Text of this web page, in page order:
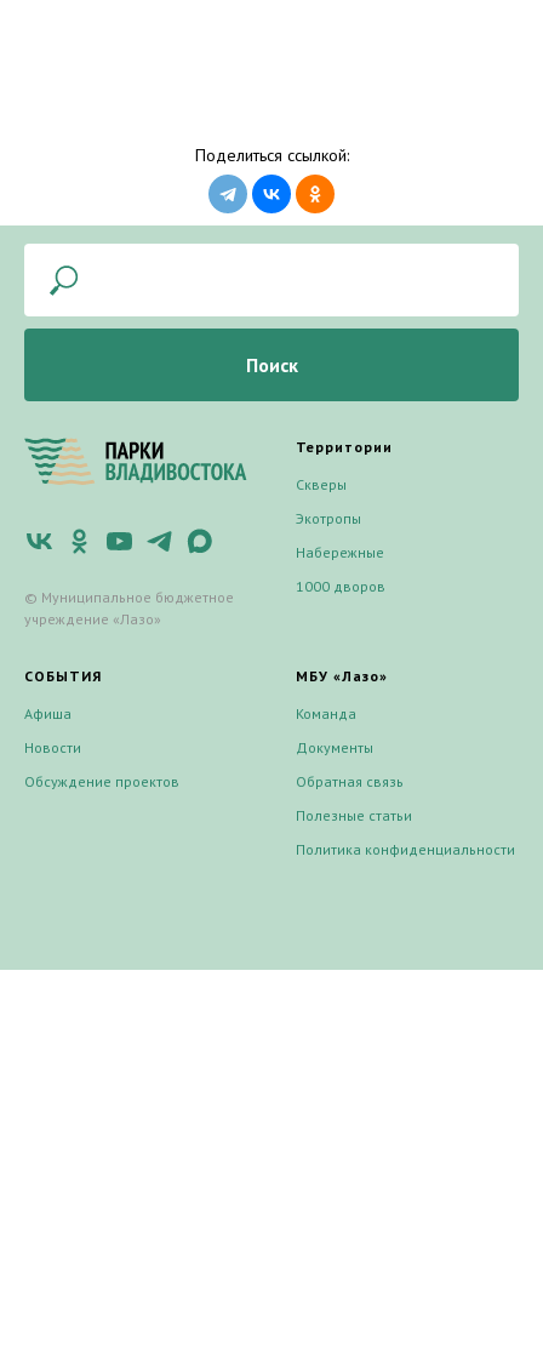
Поделиться ссылкой:
Поиск
© Муниципальное бюджетное
учреждение «Лазо»
Территории
Скверы
Экотропы
Набережные
1000 дворов
СОБЫТИЯ
Афиша
Новости
Обсуждение проектов
МБУ «Лазо»
Команда
Документы
Обратная связь
Полезные статьи
Политика конфиденциальности